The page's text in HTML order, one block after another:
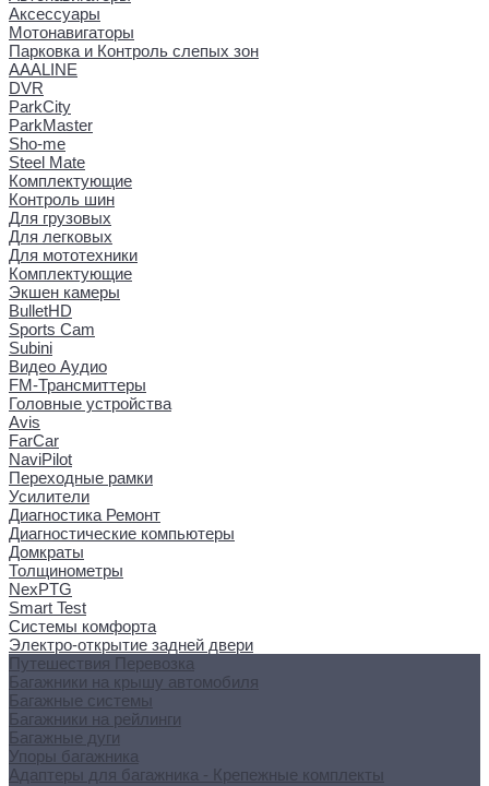
Аксессуары
Мотонавигаторы
Парковка и Контроль слепых зон
AAALINE
DVR
ParkCity
ParkMaster
Sho-me
Steel Mate
Комплектующие
Контроль шин
Для грузовых
Для легковых
Для мототехники
Комплектующие
Экшен камеры
BulletHD
Sports Cam
Subini
Видео Аудио
FM-Трансмиттеры
Головные устройства
Avis
FarCar
NaviPilot
Переходные рамки
Усилители
Диагностика Ремонт
Диагностические компьютеры
Домкраты
Толщинометры
NexPTG
Smart Test
Системы комфорта
Электро-открытие задней двери
Путешествия Перевозка
Багажники на крышу автомобиля
Багажные системы
Багажники на рейлинги
Багажные дуги
Упоры багажника
Адаптеры для багажника - Крепежные комплекты